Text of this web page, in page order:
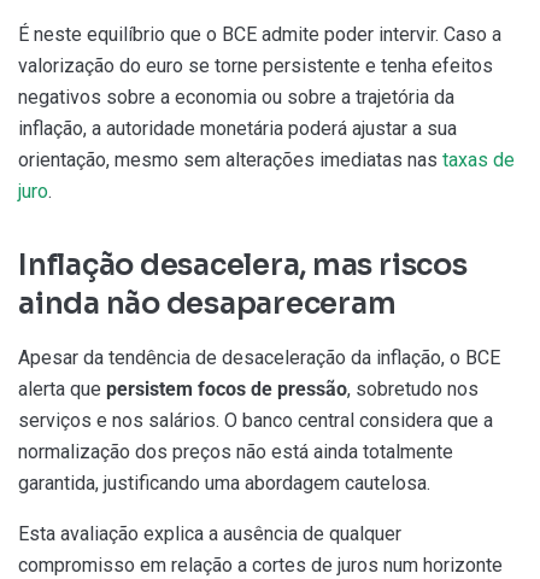
É neste equilíbrio que o BCE admite poder intervir. Caso a
valorização do euro se torne persistente e tenha efeitos
negativos sobre a economia ou sobre a trajetória da
inflação, a autoridade monetária poderá ajustar a sua
orientação, mesmo sem alterações imediatas nas taxas de
juro.
Inflação desacelera, mas riscos
ainda não desapareceram
Apesar da tendência de desaceleração da inflação, o BCE
alerta que persistem focos de pressão, sobretudo nos
serviços e nos salários. O banco central considera que a
normalização dos preços não está ainda totalmente
garantida, justificando uma abordagem cautelosa.
Esta avaliação explica a ausência de qualquer
compromisso em relação a cortes de juros num horizonte